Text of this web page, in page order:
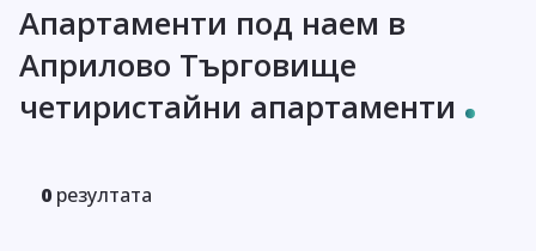
Апартаменти под наем в
Априлово Търговище
четиристайни апартаменти
0 резултата